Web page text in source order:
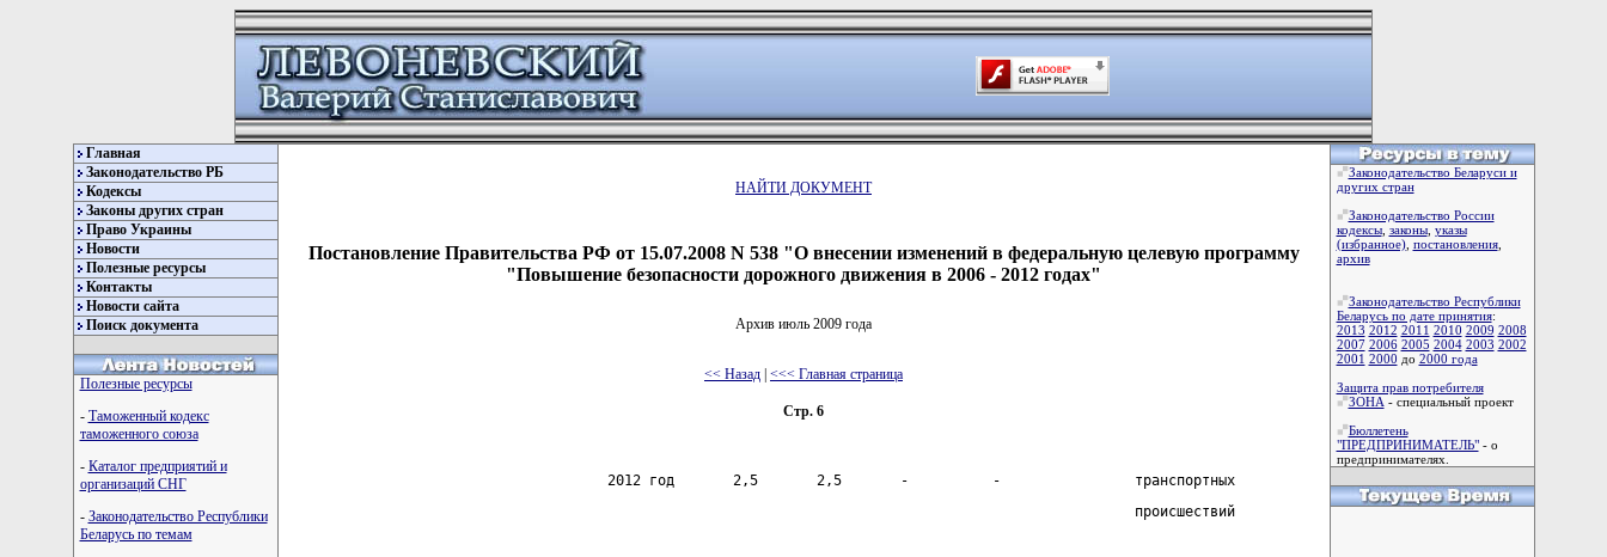
Главная
Законодательство РБ
Кодексы
Законы других стран
Право Украины
Новости
Полезные ресурсы
Контакты
Новости сайта
Поиск документа
Полезные ресурсы
- Таможенный кодекс
таможенного союза
- Каталог предприятий и
организаций СНГ
- Законодательство Республики
Беларусь по темам
НАЙТИ ДОКУМЕНТ
Постановление Правительства РФ от 15.07.2008 N 538 "О внесении изменений в федеральную целевую программу
"Повышение безопасности дорожного движения в 2006 - 2012 годах"
Архив июль 2009 года
<< Назад <<< Главная страница
Стр. 6
                                       2012 год       2,5       2,5       -          -                транспортных
                                                                                                      происшествий
Законодательство Беларуси и
других стран
Законодательство России
кодексы, законы, указы
(избранное), постановления,
архив
Законодательство Республики
Беларусь по дате принятия:
2013 2012 2011 2010 2009 2008
2007 2006 2005 2004 2003 2002
2001 2000 до 2000 года
Защита прав потребителя
ЗОНА - специальный проект
Бюллетень
"ПРЕДПРИНИМАТЕЛЬ"- о
предпринимателях.